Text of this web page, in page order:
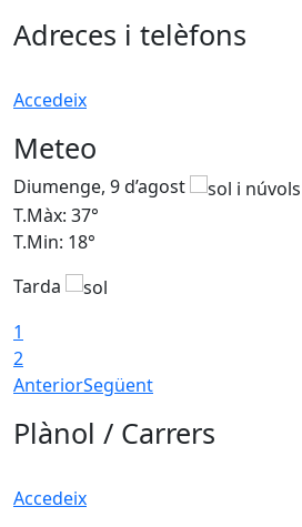
Adreces i telèfons
Accedeix
Meteo
Diumenge, 9 d’agost
T.Màx: 37°
T.Min: 18°
Tarda
1
2
AnteriorSegüent
Plànol / Carrers
Accedeix